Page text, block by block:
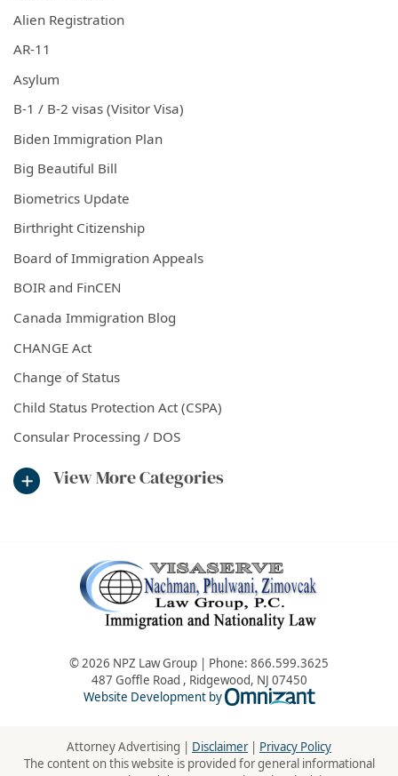
Alien Registration
AR-11
Asylum
B-1 / B-2 visas (Visitor Visa)
Biden Immigration Plan
Big Beautiful Bill
Biometrics Update
Birthright Citizenship
Board of Immigration Appeals
BOIR and FinCEN
Canada Immigration Blog
CHANGE Act
Change of Status
Child Status Protection Act (CSPA)
Consular Processing / DOS
View More Categories
© 2026 NPZ Law Group | Phone: 866.599.3625
487 Goffle Road , Ridgewood, NJ 07450
Website Development by
Omnizant -
Attorney Advertising | Disclaimer| Privacy Policy
The content on this website is provided for general informational